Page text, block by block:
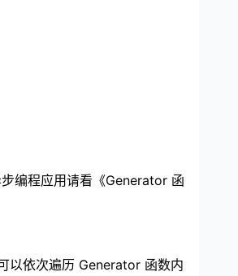
编程应用请看《Generator 函
以依次遍历 Generator 函数内